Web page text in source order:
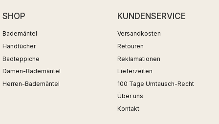
SHOP
Bademäntel
Handtücher
Badteppiche
Damen-Bademäntel
Herren-Bademäntel
KUNDENSERVICE
Versandkosten
Retouren
Reklamationen
Lieferzeiten
100 Tage Umtausch-Recht
Über uns
Kontakt